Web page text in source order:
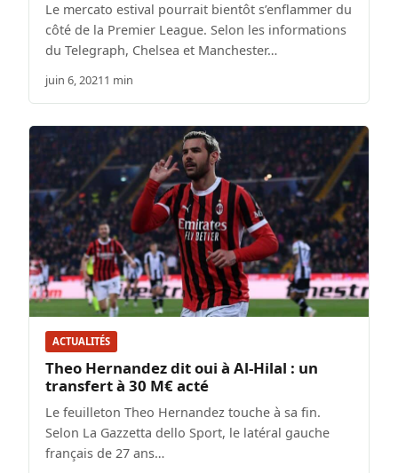
Le mercato estival pourrait bientôt s’enflammer du
côté de la Premier League. Selon les informations
du Telegraph, Chelsea et Manchester…
juin 6, 20211 min
ACTUALITÉS
Theo Hernandez dit oui à Al-Hilal : un
transfert à 30 M€ acté
Le feuilleton Theo Hernandez touche à sa fin.
Selon La Gazzetta dello Sport, le latéral gauche
français de 27 ans…